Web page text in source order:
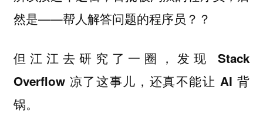
然是——帮人解答问题的程序员？？
但江江去研究了一圈， 发现 Stack
Overflow 凉了这事儿，还真不能让 AI 背
锅。